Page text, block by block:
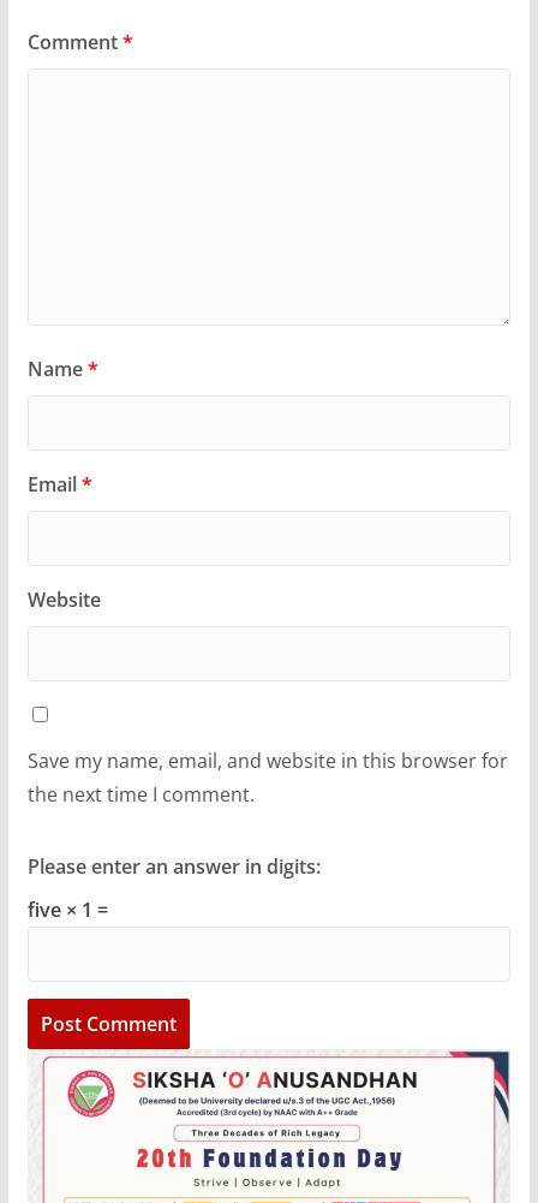
Comment*
Name*
Email*
Website
Save my name, email, and website in this browser for
the next time I comment.
Please enter an answer in digits:
five × 1 =